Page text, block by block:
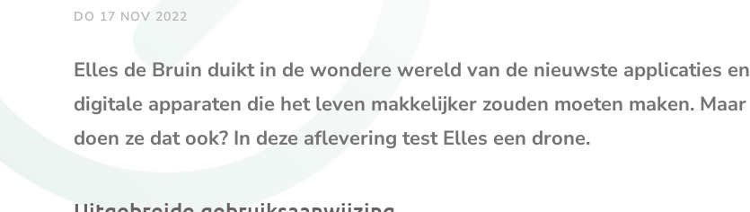
DO 17 NOV 2022
Elles de Bruin duikt in de wondere wereld van de nieuwste applicaties en
digitale apparaten die het leven makkelijker zouden moeten maken. Maar
doen ze dat ook? In deze aflevering test Elles een drone.